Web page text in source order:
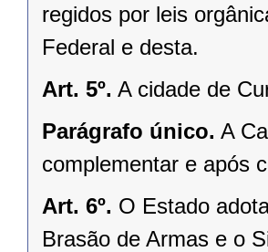
regidos por leis
Federal e desta.
Art. 5º. A cidade de
Parágrafo único. A
complementar e após
Art. 6º. O Estado
Brasão de Armas e o